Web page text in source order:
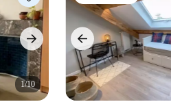
1/10